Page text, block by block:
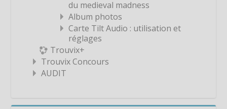
Étiquette
Étiquette
Étiquette
Étiquette
Étiquette
du medieval madness
Album photos
Carte Tilt Audio : utilisation et
réglages
Trouvix+
Trouvix Concours
AUDIT